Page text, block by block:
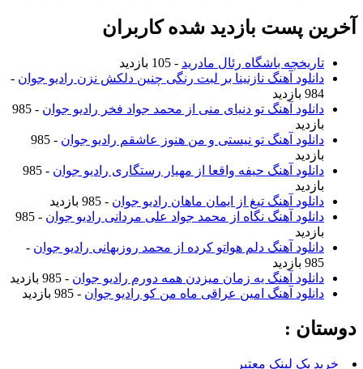
آخرین پست بازدید شده کاربران
تاریخچه باشگاه رئال مادرید - 105 بازدید
دانلود آهنگ نازنینا بر لبت رنگی چنین دلکش نزن رادیو جوان -
984 بازدید
دانلود آهنگ تو دنیای منی از محمد جواد فخر رادیو جوان
- 985
بازدید
دانلود آهنگ تو نیستی و من هنوز عاشقم رادیو جوان
- 985
بازدید
دانلود آهنگ حیفه واقعا از مهیار رستگاری رادیو جوان
- 985
بازدید
دانلود آهنگ تیغ از ایمان ماهان رادیو جوان - 985 بازدید
دانلود آهنگ نگاه از محمد جواد علی مردانی رادیو جوان
- 985
بازدید
دانلود آهنگ دلم هواتو کرده از محمد روزبهانی رادیو جوان -
985 بازدید
دانلود آهنگ یه زمان میزدن همه دورم رادیو جوان - 985 بازدید
دانلود آهنگ امین عراقی ماه من کو رادیو جوان - 985 بازدید
دوستان :
خرید بک لینک معتبر